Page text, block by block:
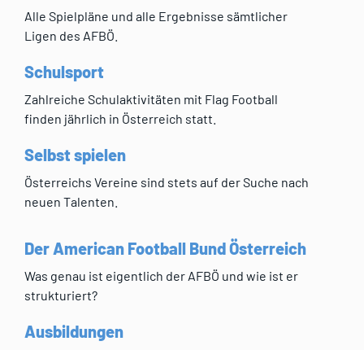
Alle Spielpläne und alle Ergebnisse sämtlicher
Ligen des AFBÖ.
Schulsport
Zahlreiche Schulaktivitäten mit Flag Football
finden jährlich in Österreich statt.
Selbst spielen
Österreichs Vereine sind stets auf der Suche nach
neuen Talenten.
Der American Football Bund Österreich
Was genau ist eigentlich der AFBÖ und wie ist er
strukturiert?
Ausbildungen